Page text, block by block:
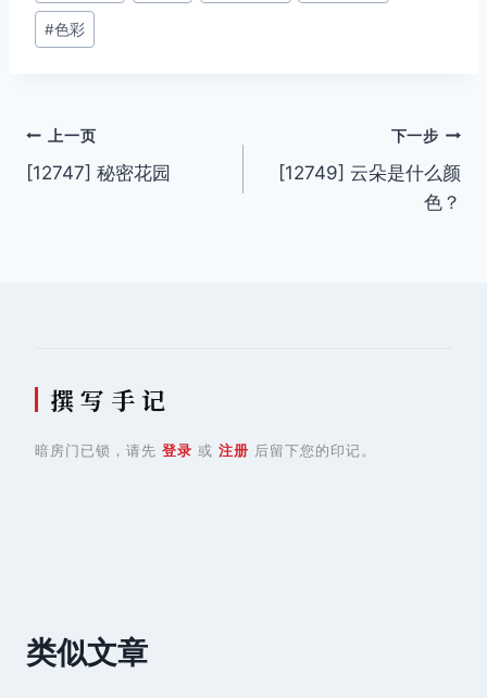
签：
#色彩
文
章
上一页
[12747] 秘密花园
下一步
[12749] 云朵是什么颜
色？
撰 写 手 记
暗房门已锁，请先 登录 或 注册 后留下您的印记。
类似文章